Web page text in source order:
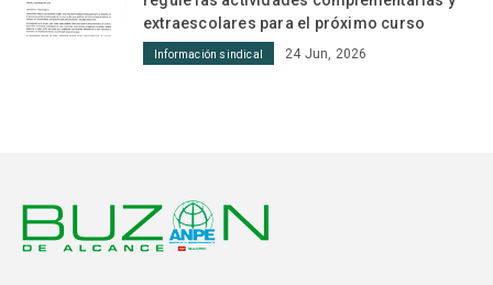
extraescolares para el próximo curso
Información sindical 24 Jun, 2026